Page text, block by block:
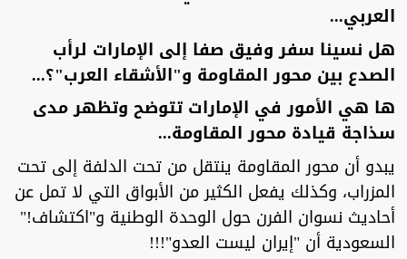
العربي...
هل نسينا سفر وفيق صفا إلى الإمارات لرأب
الصدع بين محور المقاومة و"الأشقاء العرب"؟...
ها هي الأمور في الإمارات تتوضح وتظهر مدى
سذاجة قيادة محور المقاومة...
يبدو أن محور المقاومة ينتقل من تحت الدلفة إلى تحت
المزراب، وكذلك يفعل الكثير من الأبواق التي لا تمل عن
أحاديث نسوان الفرن حول الوحدة الوطنية و"اكتشاف!"
السعودية أن "إيران ليست العدو"!!!